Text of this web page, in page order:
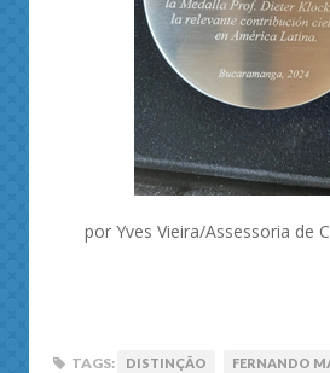
por Yves Vieira/Assessoria de
TAGS: DISTINÇÃO
FERNANDO